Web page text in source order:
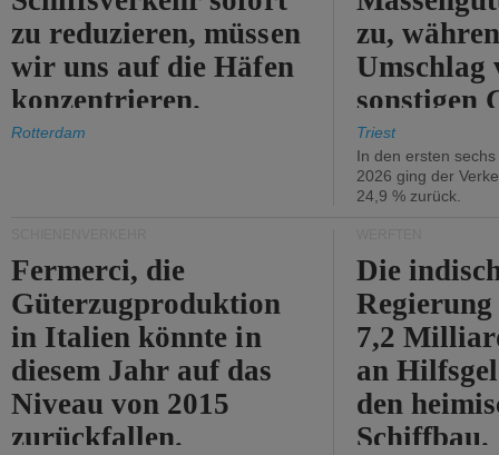
zu reduzieren, müssen
wir uns auf die Häfen
konzentrieren.
Rotterdam
zu,
Umschlag
sonstigen
abnimmt.
Triest
In den ersten
2026 ging der
24,9 % zurück.
Fermerci, die
Güterzugproduktion
in Italien könnte in
diesem Jahr auf das
Niveau von 2015
zurückfallen.
Die
7,2
an
den
Schiffbau.